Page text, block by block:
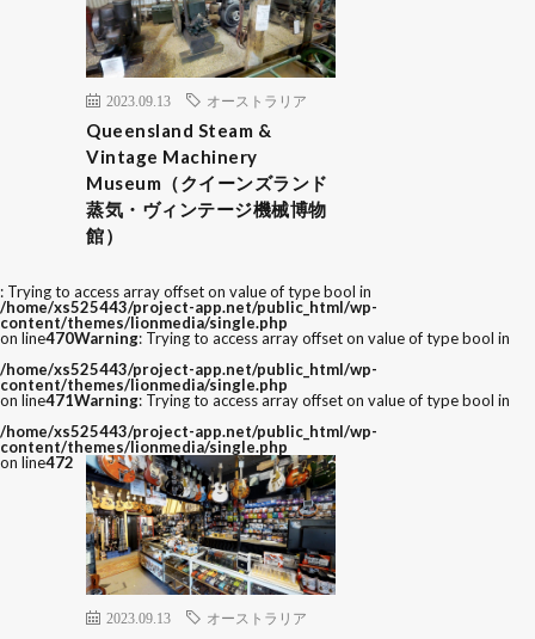
2023.09.13 オーストラリア
Queensland Steam &
Vintage Machinery
Museum（クイーンズランド
蒸気・ヴィンテージ機械博物
館）
: Trying to access array offset on value of type bool in
/home/xs525443/project-app.net/public_html/wp-
content/themes/lionmedia/single.php
on line470Warning: Trying to access array offset on value of type bool in
/home/xs525443/project-app.net/public_html/wp-
content/themes/lionmedia/single.php
on line471Warning: Trying to access array offset on value of type bool in
/home/xs525443/project-app.net/public_html/wp-
content/themes/lionmedia/single.php
on line472
2023.09.13 オーストラリア